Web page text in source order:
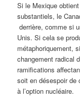
Si le Mexique
substantiels, le
derrière, comme si
Unis. Si cela se
métaphoriquement,
changement radical
ramifications
soit en désespoir de
à l’option nucléaire.